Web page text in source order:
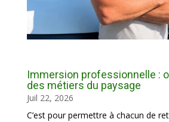
Immersion professionnelle :
des métiers du paysage
Juil 22, 2026
C’est pour permettre à chacun de